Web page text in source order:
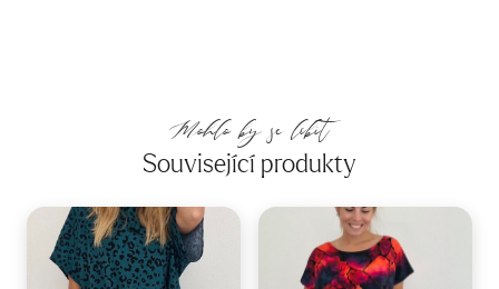
Mohlo by se líbit
Související produkty